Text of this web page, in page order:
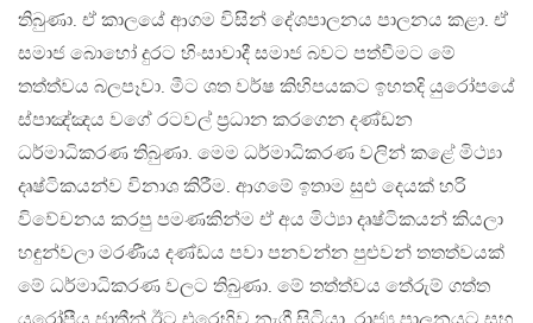
තිබුණා. ඒ කාලයේ ආගම විසින් දේශපාලනය පාලනය කළා. ඒ
සමාජ බොහෝ දුරට හිංසාවාදී සමාජ බවට පත්වීමට මේ
තත්ත්වය බලපෑවා. මීට ශත වර්ෂ කිහිපයකට ඉහතදි යුරෝපයේ
ස්පාඤ්ඤය වගේ රටවල් ප්‍රධාන කරගෙන දණ්ඩන
ධර්මාධිකරණ තිබුණා. මෙම ධර්මාධිකරණ වලින් කළේ මිථ්‍යා
දෘෂ්ටිකයන්ව විනාශ කිරීම. ආගමේ ඉතාම සුළු දෙයක් හරි
විවේචනය කරපු පමණකින්ම ඒ අය මිථ්‍යා දෘෂ්ටිකයන් කියලා
හඳුන්වලා මරණීය දණ්ඩය පවා පනවන්න පුළුවන් තතත්වයක්
මේ ධර්මාධිකරණ වලට තිබුණා. මේ තත්ත්වය තේරුම් ගත්ත